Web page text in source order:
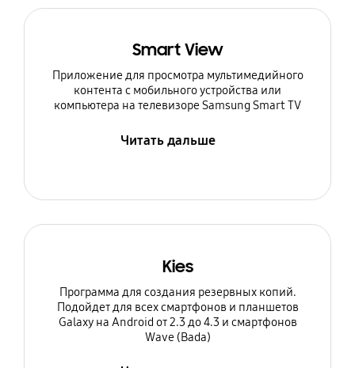
Smart View
Приложение для просмотра мультимедийного
контента с мобильного устройства или
компьютера на телевизоре Samsung Smart TV
Читать дальше
Kies
Программа для создания резервных копий.
Подойдет для всех смартфонов и планшетов
Galaxy на Android от 2.3 до 4.3 и смартфонов
Wave (Bada)